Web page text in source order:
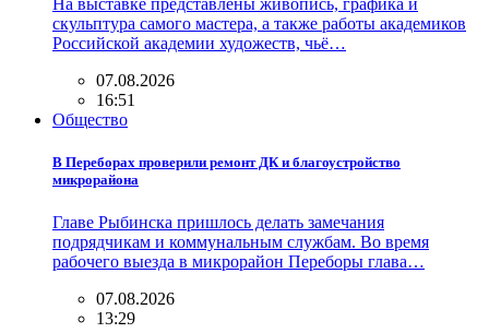
скульптура самого мастера, а также работы академиков
Российской академии художеств, чьё…
07.08.2026
16:51
Общество
В Переборах проверили ремонт ДК и благоустройство
микрорайона
Главе Рыбинска пришлось делать замечания
подрядчикам и коммунальным службам. Во время
рабочего выезда в микрорайон Переборы глава…
07.08.2026
13:29